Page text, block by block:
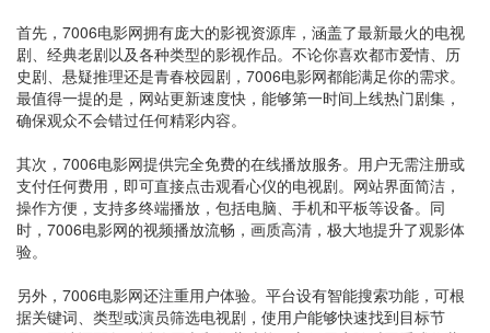
首先，7006电影网拥有庞大的影视资源库，涵盖了最新最火的电视
剧、经典老剧以及各种类型的影视作品。不论你喜欢都市爱情、历
史剧、悬疑推理还是青春校园剧，7006电影网都能满足你的需求。
最值得一提的是，网站更新速度快，能够第一时间上线热门剧集，
确保观众不会错过任何精彩内容。
其次，7006电影网提供完全免费的在线播放服务。用户无需注册或
支付任何费用，即可直接点击观看心仪的电视剧。网站界面简洁，
操作方便，支持多终端播放，包括电脑、手机和平板等设备。同
时，7006电影网的视频播放流畅，画质高清，极大地提升了观影体
验。
另外，7006电影网还注重用户体验。平台设有智能搜索功能，可根
据关键词、类型或演员筛选电视剧，使用户能够快速找到目标节